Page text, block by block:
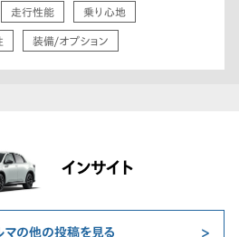
走行性能 乗り心地
装備/オプション
インサイト
マの他の投稿を見る